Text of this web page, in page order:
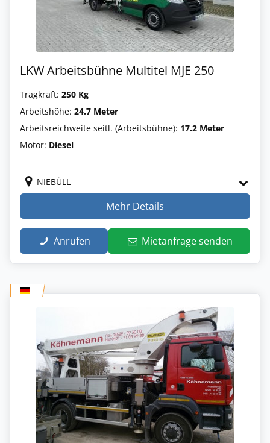
LKW Arbeitsbühne Multitel MJE 250
Tragkraft: 250 Kg
Arbeitshöhe: 24.7 Meter
Arbeitsreichweite seitl. (Arbeitsbühne): 17.2 Meter
Motor: Diesel
NIEBÜLL
Mehr Details
Anrufen Mietanfrage senden